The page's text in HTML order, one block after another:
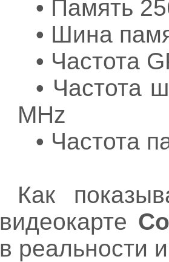
• Память
• Шина
• Частота
• Частота
MHz
• Частота
Как
видеокарте
в реальности